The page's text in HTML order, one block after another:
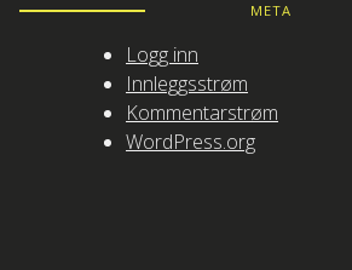
META
Logg inn
Innleggsstrøm
Kommentarstrøm
WordPress.org